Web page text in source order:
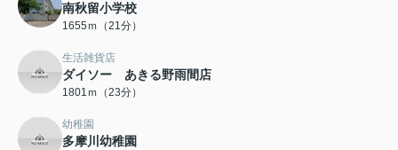
南秋留小学校
1655ｍ（21分）
生活雑貨店
ダイソー あきる野雨間店
1801ｍ（23分）
幼稚園
多摩川幼稚園